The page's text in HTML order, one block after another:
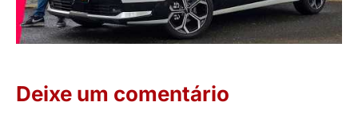
Deixe um comentário